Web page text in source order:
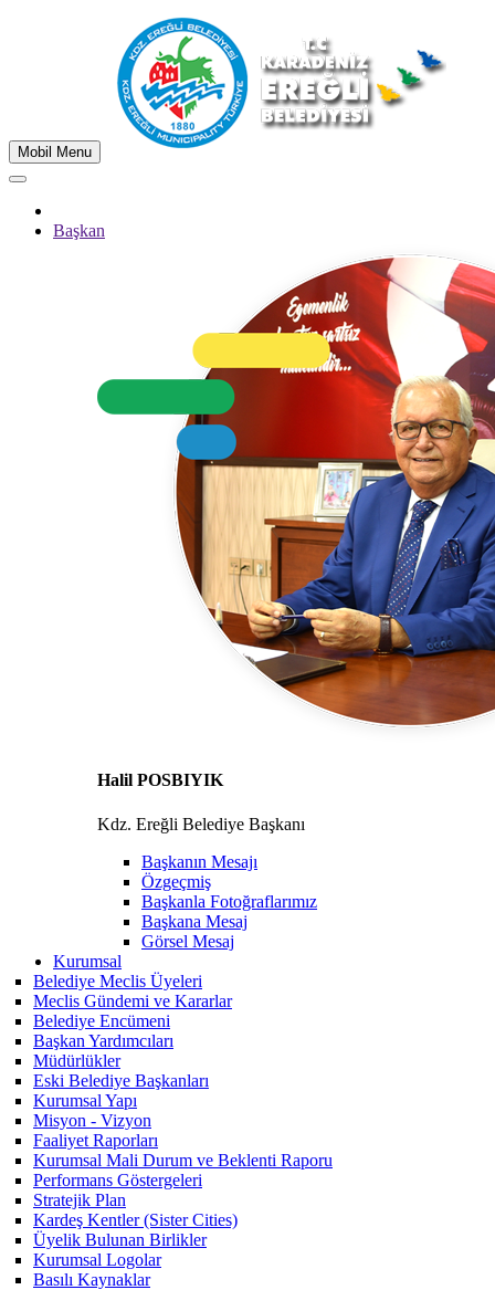
Mobil Menu
Başkan
Halil POSBIYIK
Kdz. Ereğli Belediye Başkanı
Başkanın Mesajı
Özgeçmiş
Başkanla Fotoğraflarımız
Başkana Mesaj
Görsel Mesaj
Kurumsal
Belediye Meclis Üyeleri
Meclis Gündemi ve Kararlar
Belediye Encümeni
Başkan Yardımcıları
Müdürlükler
Eski Belediye Başkanları
Kurumsal Yapı
Misyon - Vizyon
Faaliyet Raporları
Kurumsal Mali Durum ve Beklenti Raporu
Performans Göstergeleri
Stratejik Plan
Kardeş Kentler (Sister Cities)
Üyelik Bulunan Birlikler
Kurumsal Logolar
Basılı Kaynaklar